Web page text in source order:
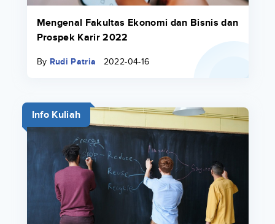
Mengenal Fakultas Ekonomi dan Bisnis dan
Prospek Karir 2022
By Rudi Patria 2022-04-16
Info Kuliah